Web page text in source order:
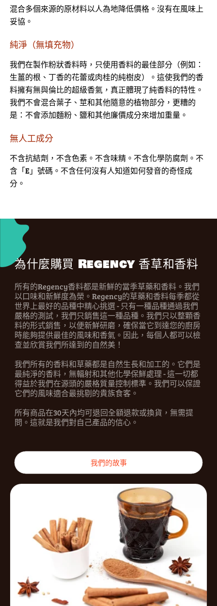
混合多個來源的原材料以人為地降低價格。沒有在風味上
妥協。
純淨（無填充物）
我們在製作粉狀香料時，只使用香料的最佳部分（例如：
生薑的根、丁香的花蕾或肉桂的純樹皮）。這使我們的香
料擁有無與倫比的超級香氣，真正體現了純香料的特性。
我們不會混合葉子、莖和其他隨意的植物部分，更糟的
是：不會添加麵粉、鹽和其他廉價成分來增加重量。
無人工成分
不含抗結劑，不含色素。不含味精。不含化學防腐劑。不
含「E」號碼。不含任何沒有人知道如何發音的奇怪成
分。
為什麼購買 Regency 香草和香料
所有的Regency香料都是新鮮的當季草藥和香料。我們
以口味和新鮮度為榮。Regency的草藥和香料每季都從
世界上最好的品種中精心挑選 - 只有一種品種通過我們
嚴格的測試，我們只銷售這一種品種。我們只以整顆香
料的形式銷售，以便新鮮研磨，確保當它到達您的廚房
時能夠提供最佳的風味和香氣。因此，每個人都可以檢
查並欣賞我們所達到的自然美！
我們所有的香料和草藥都是自然生長和加工的。它們是
最純淨的香料，無輻射和其他化學保鮮處理 - 這一切都
得益於我們在源頭的嚴格質量控制標準。我們可以保證
它們的風味適合最挑剔的貴族食客。
所有商品在30天內均可退回全額退款或換貨，無需提
問。這就是我們對自己產品的信心。
我們的故事